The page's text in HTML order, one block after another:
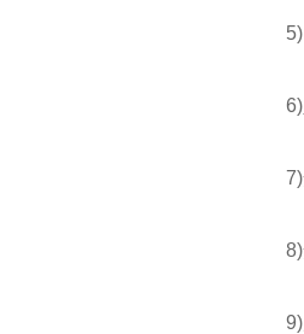
5)
6)
7)安
8)
9)产